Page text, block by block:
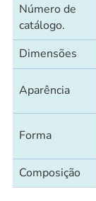
Número de
catálogo.
Dimensões
Aparência
Forma
Composição